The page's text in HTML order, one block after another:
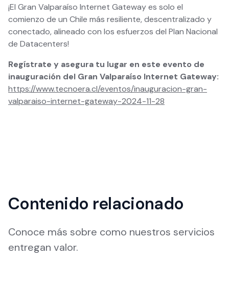
¡El Gran Valparaíso Internet Gateway es solo el
comienzo de un Chile más resiliente, descentralizado y
conectado, alineado con los esfuerzos del Plan Nacional
de Datacenters!
Regístrate y asegura tu lugar en este evento de
inauguración del Gran Valparaíso Internet Gateway:
https://www.tecnoera.cl/eventos/inauguracion-gran-
valparaiso-internet-gateway-2024-11-28
Contenido relacionado
Conoce más sobre como nuestros servicios
entregan valor.